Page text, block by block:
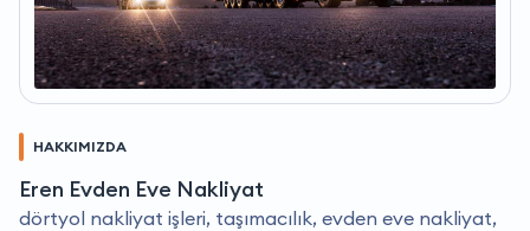
HAKKIMIZDA
Eren Evden Eve Nakliyat
dörtyol nakliyat işleri, taşımacılık, evden eve nakliyat,